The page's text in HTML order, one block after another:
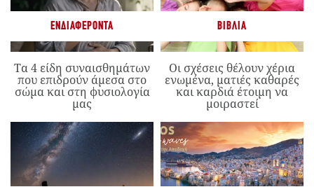
ΕΝΔΙΑΦΈΡΟΝΤΑ
Τα 4 είδη συναισθημάτων
που επιδρούν άμεσα στο
σώμα και στη φυσιολογία
μας
ΒΙΒΛΊΑ
Οι σχέσεις θέλουν χέρια
ενωμένα, ματιές καθαρές
και καρδιά έτοιμη να
μοιραστεί